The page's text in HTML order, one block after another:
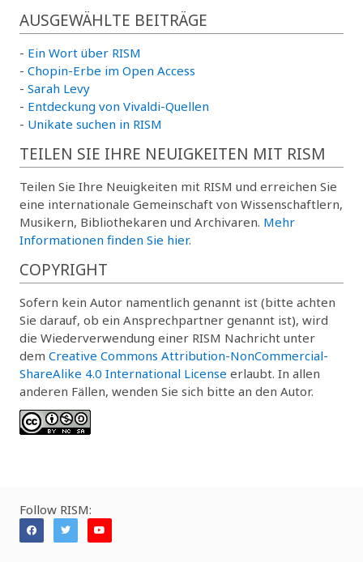
AUSGEWÄHLTE BEITRÄGE
- Ein Wort über RISM
- Chopin-Erbe im Open Access
- Sarah Levy
- Entdeckung von Vivaldi-Quellen
- Unikate suchen in RISM
TEILEN SIE IHRE NEUIGKEITEN MIT RISM
Teilen Sie Ihre Neuigkeiten mit RISM und erreichen Sie
eine internationale Gemeinschaft von Wissenschaftlern,
Musikern, Bibliothekaren und Archivaren. Mehr
Informationen finden Sie hier.
COPYRIGHT
Sofern kein Autor namentlich genannt ist (bitte achten
Sie darauf, ob ein Ansprechpartner genannt ist), wird
die Wiederverwendung einer RISM Nachricht unter
dem Creative Commons Attribution-NonCommercial-
ShareAlike 4.0 International License erlaubt. In allen
anderen Fällen, wenden Sie sich bitte an den Autor.
Follow RISM: